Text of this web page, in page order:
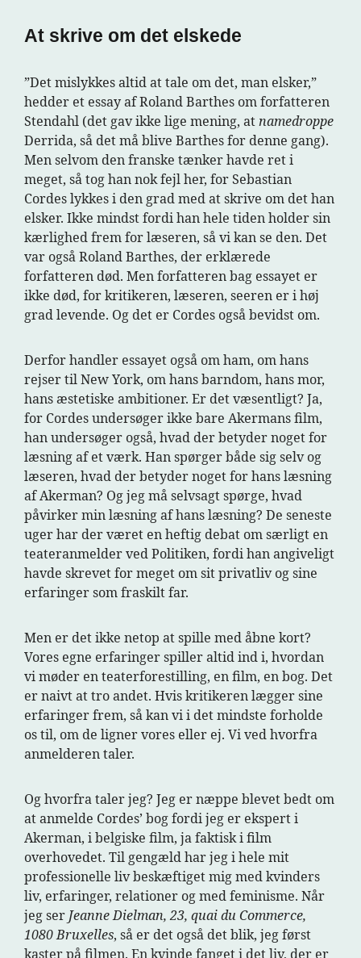
At skrive om det elskede
”Det mislykkes altid at tale om det, man elsker,”
hedder et essay af Roland Barthes om forfatteren
Stendahl (det gav ikke lige mening, atnamedroppe
Derrida, så det må blive Barthes for denne gang).
Men selvom den franske tænker havde ret i
meget, så tog han nok fejl her, for Sebastian
Cordes lykkes i den grad med at skrive om det han
elsker. Ikke mindst fordi han hele tiden holder sin
kærlighed frem for læseren, så vi kan se den. Det
var også Roland Barthes, der erklærede
forfatteren død. Men forfatteren bag essayet er
ikke død, for kritikeren, læseren, seeren er i høj
grad levende. Og det er Cordes også bevidst om.
Derfor handler essayet også om ham, om hans
rejser til New York, om hans barndom, hans mor,
hans æstetiske ambitioner. Er det væsentligt? Ja,
for Cordes undersøger ikke bare Akermans film,
han undersøger også, hvad der betyder noget for
læsning af et værk. Han spørger både sig selv og
læseren, hvad der betyder noget for hans læsning
af Akerman? Og jeg må selvsagt spørge, hvad
påvirker min læsning af hans læsning? De seneste
uger har der været en heftig debat om særligt en
teateranmelder ved Politiken, fordi han angiveligt
havde skrevet for meget om sit privatliv og sine
erfaringer som fraskilt far.
Men er det ikke netop at spille med åbne kort?
Vores egne erfaringer spiller altid ind i, hvordan
vi møder en teaterforestilling, en film, en bog. Det
er naivt at tro andet. Hvis kritikeren lægger sine
erfaringer frem, så kan vi i det mindste forholde
os til, om de ligner vores eller ej. Vi ved hvorfra
anmelderen taler.
Og hvorfra taler jeg? Jeg er næppe blevet bedt om
at anmelde Cordes’ bog fordi jeg er ekspert i
Akerman, i belgiske film, ja faktisk i film
overhovedet. Til gengæld har jeg i hele mit
professionelle liv beskæftiget mig med kvinders
liv, erfaringer, relationer og med feminisme. Når
jeg ser Jeanne Dielman, 23, quai du Commerce,
1080 Bruxelles, så er det også det blik, jeg først
kaster på filmen. En kvinde fanget i det liv, der er